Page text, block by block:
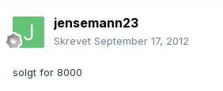
jensemann23
Skrevet September 17, 2012
solgt for 8000